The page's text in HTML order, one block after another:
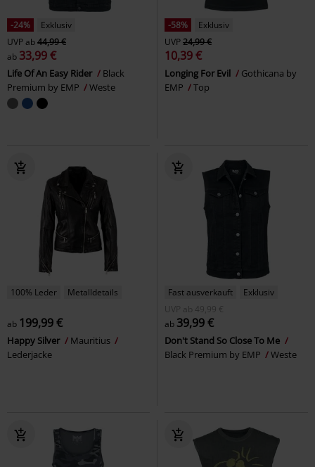
-24%
Exklusiv
UVPab44,99 €
ab 33,99 €
Life Of An Easy Rider
Black
Premium by EMP
Weste
-58%
Exklusiv
UVP24,99 €
10,39 €
Longing For Evil
Gothicana by
EMP
Top
100% Leder Metalldetails
ab 199,99 €
Happy Silver
Mauritius
Lederjacke
Fast ausverkauft
Exklusiv
UVP
ab
49,99 €
ab 39,99 €
Don't Stand So Close To Me
Black Premium by EMP
Weste